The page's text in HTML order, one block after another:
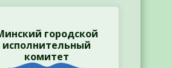
городской
исполнительный
комитет